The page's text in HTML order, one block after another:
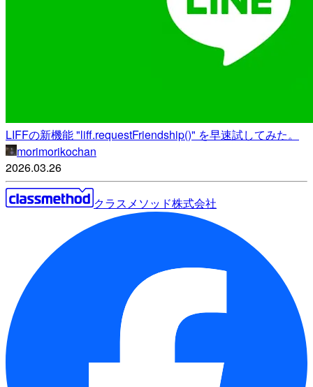
LIFFの新機能 "liff.requestFriendship()" を早速試してみた。
morimorikochan
2026.03.26
クラスメソッド株式会社